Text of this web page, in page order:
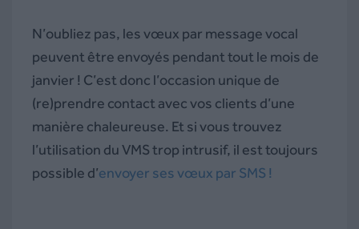
N’oubliez pas, les vœux par message vocal
peuvent être envoyés pendant tout le mois de
janvier ! C’est donc l’occasion unique de
(re)prendre contact avec vos clients d’une
manière chaleureuse. Et si vous trouvez
l’utilisation du VMS trop intrusif, il est toujours
possible d’envoyer ses vœux par SMS !